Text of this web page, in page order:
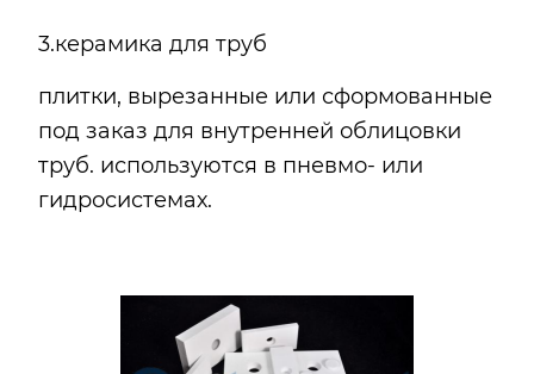
3.керамика для труб
плитки, вырезанные или сформованные
под заказ для внутренней облицовки
труб. используются в пневмо- или
гидросистемах.